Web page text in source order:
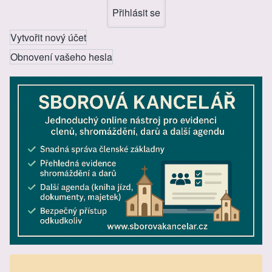
Vytvořit nový účet
Obnovení vašeho hesla